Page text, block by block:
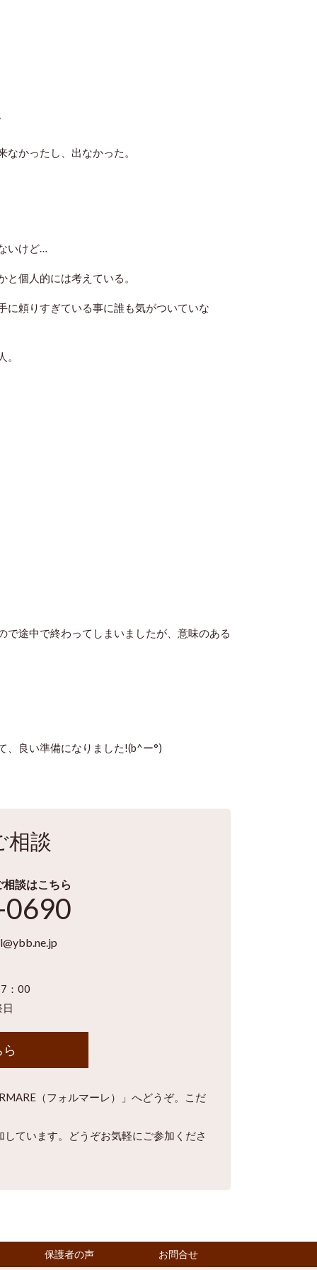
かったし、出なかった。
いけど…
個人的には考えている。
に頼りすぎている事に誰も気がついていな
で途中で終わってしまいましたが、意味のある
、良い準備になりました!(b^ー°)
相談
談はこちら
：00
（フォルマーレ）」へどうぞ。こだ
ています。どうぞお気軽にご参加くださ
保護者の声 お問合せ